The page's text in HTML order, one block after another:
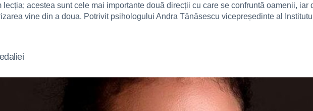
acestea sunt cele mai importante două direcții cu care se confruntă oamenii, iar
vine din a doua. Potrivit psihologului Andra Tănăsescu vicepreședinte al